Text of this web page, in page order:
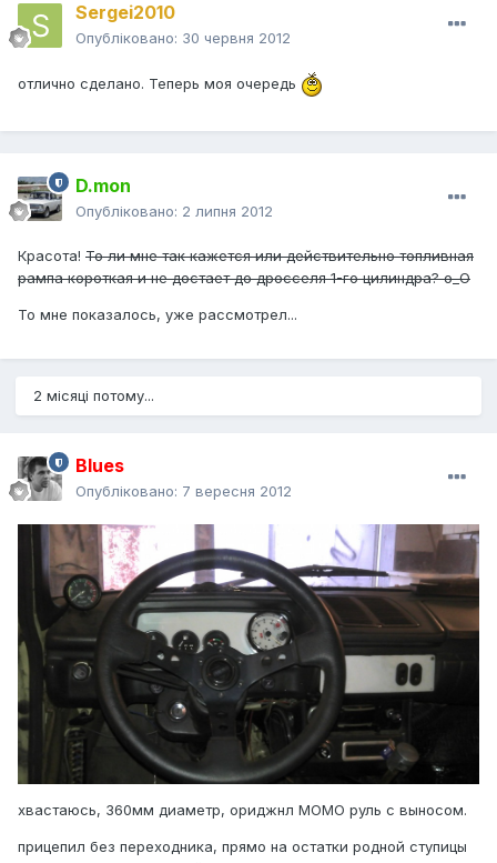
Sergei2010
Опубліковано: 30 червня 2012
отлично сделано. Теперь моя очередь
D.mon
Опубліковано: 2 липня 2012
Красота! То ли мне так кажется или действительно топливная
рампа короткая и не достает до дросселя 1-го цилиндра? о_О
То мне показалось, уже рассмотрел...
2 місяці потому...
Blues
Опубліковано: 7 вересня 2012
хвастаюсь, 360мм диаметр, ориджнл МОМО руль с выносом.
прицепил без переходника, прямо на остатки родной ступицы